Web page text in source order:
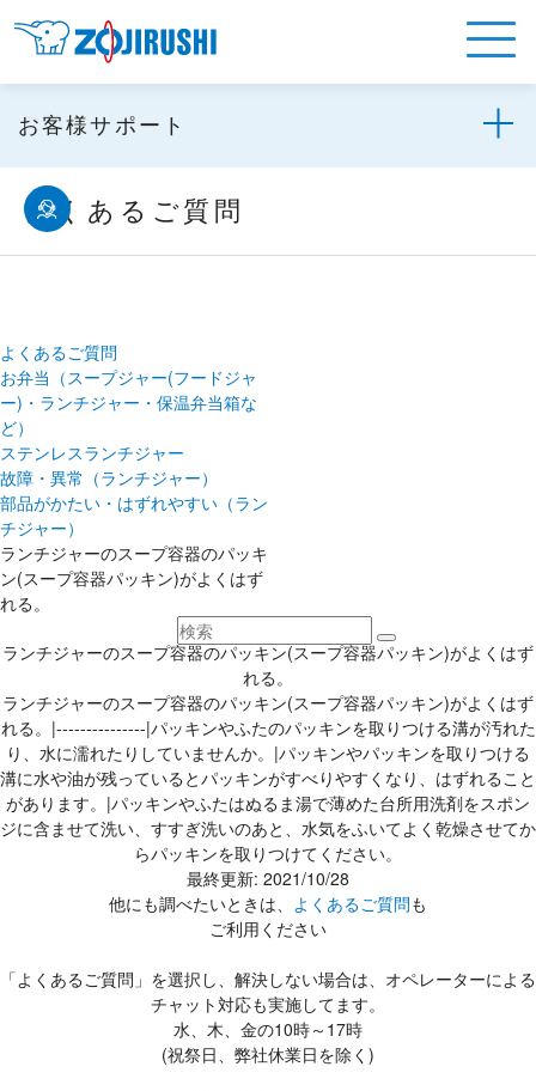
お客様サポート
よくあるご質問
よくあるご質問
お弁当（スープジャー(フードジャ
ー)・ランチジャー・保温弁当箱な
ど）
ステンレスランチジャー
故障・異常（ランチジャー）
部品がかたい・はずれやすい（ラン
チジャー）
ランチジャーのスープ容器のパッキ
ン(スープ容器パッキン)がよくはず
れる。
ランチジャーのスープ容器のパッキン(スープ容器パッキン)がよくはず
れる。
ランチジャーのスープ容器のパッキン(スープ容器パッキン)がよくはず
れる。|---------------|パッキンやふたのパッキンを取りつける溝が汚れた
り、水に濡れたりしていませんか。|パッキンやパッキンを取りつける
溝に水や油が残っているとパッキンがすべりやすくなり、はずれること
があります。|パッキンやふたはぬるま湯で薄めた台所用洗剤をスポン
ジに含ませて洗い、すすぎ洗いのあと、水気をふいてよく乾燥させてか
らパッキンを取りつけてください。
最終更新: 2021/10/28
他にも調べたいときは、 よくあるご質問も
ご利用ください
「よくあるご質問」を選択し、解決しない場合は、オペレーターによる
チャット対応も実施してます。
水、木、金の10時～17時
(祝祭日、弊社休業日を除く)